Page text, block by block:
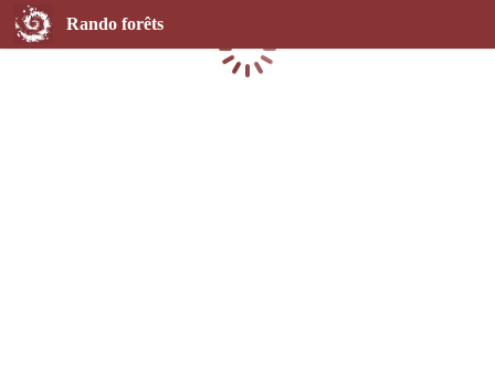
Rando forêts
Chargement